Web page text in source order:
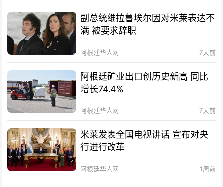
副总统维拉鲁埃尔因对米莱表达不
满 被要求辞职
阿根廷华人网 7天前
阿根廷矿业出口创历史新高 同比
增长74.4%
阿根廷华人网 7天前
米莱发表全国电视讲话 宣布对央
行进行改革
阿根廷华人网 1周前